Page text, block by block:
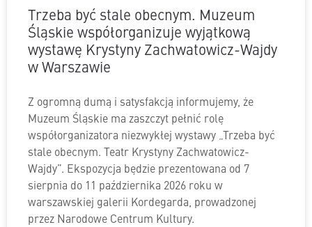
Trzeba być stale obecnym. Muzeum
Śląskie współorganizuje wyjątkową
wystawę Krystyny Zachwatowicz-Wajdy
w Warszawie
Z ogromną dumą i satysfakcją informujemy, że
Muzeum Śląskie ma zaszczyt pełnić rolę
współorganizatora niezwykłej wystawy „Trzeba być
stale obecnym. Teatr Krystyny Zachwatowicz-
Wajdy”. Ekspozycja będzie prezentowana od 7
sierpnia do 11 października 2026 roku w
warszawskiej galerii Kordegarda, prowadzonej
przez Narodowe Centrum Kultury.